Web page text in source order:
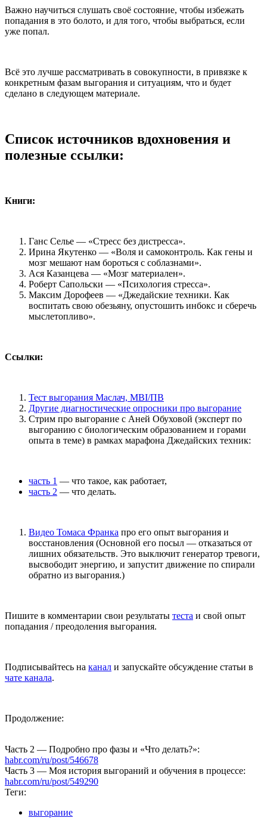
Важно научиться слушать своё состояние, чтобы избежать
попадания в это болото, и для того, чтобы выбраться, если
уже попал.
Всё это лучше рассматривать в совокупности, в привязке к
конкретным фазам выгорания и ситуациям, что и будет
сделано в следующем материале.
Список источников вдохновения и
полезные ссылки:
Книги:
Ганс Селье — «Стресс без дистресса».
Ирина Якутенко — «Воля и самоконтроль. Как гены и
мозг мешают нам бороться с соблазнами».
Ася Казанцева — «Мозг материален».
Роберт Сапольски — «Психология стресса».
Максим Дорофеев — «Джедайские техники. Как
воспитать свою обезьяну, опустошить инбокс и сберечь
мыслетопливо».
Ссылки:
Тест выгорания Маслач, MBI/ПВ
Другие диагностические опросники про выгорание
Стрим про выгорание с Аней Обуховой (эксперт по
выгоранию с биологическим образованием и горами
опыта в теме) в рамках марафона Джедайских техник:
часть 1 — что такое, как работает,
часть 2 — что делать.
Видео Томаса Франка про его опыт выгорания и
восстановления (Основной его посыл — отказаться от
лишних обязательств. Это выключит генератор тревоги,
высвободит энергию, и запустит движение по спирали
обратно из выгорания.)
Пишите в комментарии свои результаты теста и свой опыт
попадания / преодоления выгорания.
Подписывайтесь на канал и запускайте обсуждение статьи в
чате канала.
Продолжение:
Часть 2 — Подробно про фазы и «Что делать?»:
habr.com/ru/post/546678
Часть 3 — Моя история выгораний и обучения в процессе:
habr.com/ru/post/549290
Теги:
выгорание